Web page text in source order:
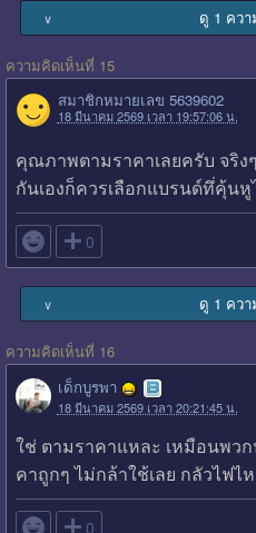
∨ ดู 1 คว
ความคิดเห็นที่ 15
สมาชิกหมายเลข 5639602
18 มีนาคม 2569 เวลา 19:57:06 น.
คุณภาพตามราคาเลยครับ จริง
กันเองก็ควรเลือกแบรนด์ทึ่คุ้น
 0
∨ ดู 1 คว
ความคิดเห็นที่ 16
เด็กบูรพา
18 มีนาคม 2569 เวลา 20:21:45 น.
ใช่ ตามราคาแหละ เหมือนพว
คาถูกๆ ไม่กล้าใช้เลย กลัวไฟไ
 0